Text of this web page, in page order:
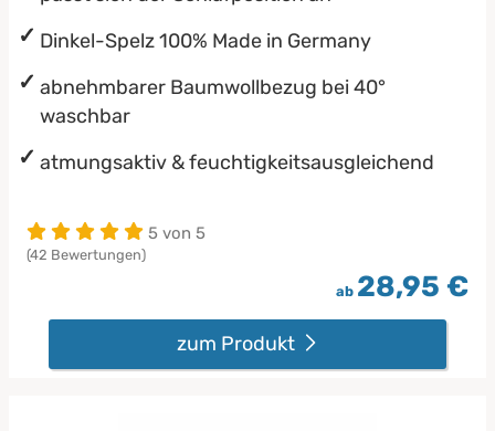
Dinkel-Spelz 100% Made in Germany
abnehmbarer Baumwollbezug bei 40°
waschbar
atmungsaktiv & feuchtigkeitsausgleichend
5 von 5
(42 Bewertungen)
ab 28,95 €
zum Produkt